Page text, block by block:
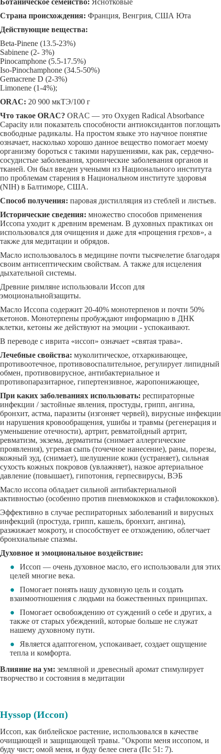
Ботаническое семейство: Яснотковые
Страна происхождения: Франция, Венгрия, США Юта
Действующие вещества:
Beta-Pinene (13.5-23%)
Sabinene (2- 3%)
Pinocamphone (5.5-17.5%)
Iso-Pinochamphone (34.5-50%)
Gemacrene D (2-3%)
Limonene (1-4%);
ORAC: 20 900 мкТЭ/100 г
Что такое ORAC? ORAC — это Oxygen Radical Absorbance
Capacity или показатель способности антиоксидантов поглощать
свободные радикалы. На простом языке это научное понятие
означает, насколько хорошо данное вещество помогает моему
организму бороться с такими нарушениями, как рак, сердечно-
сосудистые заболевания, хронические заболевания органов и
тканей. Он был введен учеными из Национального института
по проблемам старения в Национальном институте здоровья
(NIH) в Балтиморе, США.
Способ получения: паровая дистилляция из стеблей и листьев.
Исторические сведения: множество способов применения
Иссопа уходит к древним временам. В духовных практиках он
использовался для очищения и даже для «прощения грехов», а
также для медитации и обрядов.
Масло использовалось в медицине почти тысячелетие благодаря
своим антисептическим свойствам. А также для исцеления
дыхательной системы.
Древние римляне использовали Иссоп для
эмоциональнойзащиты.
Масло Иссопа содержит 20-40% монотерпенов и почти 50%
кетонов. Монотерпены пробуждают информацию в ДНК
клетки, кетоны же действуют на эмоции - успокаивают.
В переводе с иврита «иссоп» означает «святая трава».
Лечебные свойства: муколитическое, отхаркивающее,
противоотечное, противовоспалительное, регулирует липидный
обмен, противовирусное, антибактериальное и
противопаразитарное, гипертензивное, жаропонижающее,
При каких заболеваниях использовать: респираторные
инфекции / застойные явления, простуды, грипп, ангина,
бронхит, астма, паразиты (изгоняет червей), вирусные инфекции
и нарушения кровообращения, ушибы и травмы (регенерация и
уменьшение отечности), артрит, ревматойдный артрит,
ревматизм, экзема, дерматиты (снимает аллергические
проявления), угревая сыпь (точечное нанесение), раны, порезы,
кожный зуд, (снимает), шелушение кожи (устраняет), сильная
сухость кожных покровов (увлажняет), назкое артериальное
давление (повышает), гипотония, герпесвирусы, ВЭБ
Масло иссопа обладает сильной антибактериальной
активностью (особенно против пневмококков и стафилококков).
Эффективно в случае респираторных заболеваний и вирусных
инфекций (простуда, грипп, кашель, бронхит, ангина),
разжижает мокроту, и способствует ее отхождению, облегчает
бронхиальные спазмы.
Духовное и эмоциональное воздействие:
Иссоп — очень духовное масло, его использовали для этих
целей многие века.
Помогает понять нашу духовную цель и создать
взаимоотношения с людьми на божественных принципах.
Помогает освобождению от суждений о себе и других, а
также от старых убеждений, которые больше не служат
нашему духовному пути.
Является адаптогеном, успокаивает, создает ощущение
тепла и комфорта.
Влияние на ум: земляной и древесный аромат стимулирует
творчество и состояния в медитации
Hyssop (Иссоп)
Иссоп, как библейское растение, использовался в качестве
очищающей и защищающей травы. "Окропи меня иссопом, и
буду чист; омой меня, и буду белее снега (Пс 51: 7).